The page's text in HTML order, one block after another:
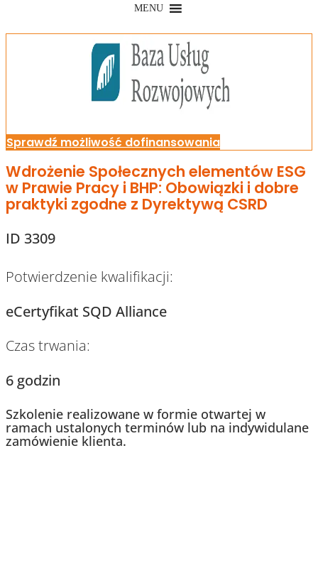
MENU
Sprawdź możliwość dofinansowania
Wdrożenie Społecznych elementów ESG
w Prawie Pracy i BHP: Obowiązki i dobre
praktyki zgodne z Dyrektywą CSRD
ID 3309
Potwierdzenie kwalifikacji:
eCertyfikat SQD Alliance
Czas trwania:
6 godzin
Szkolenie realizowane w formie otwartej w
ramach ustalonych terminów lub na indywidulane
zamówienie klienta.